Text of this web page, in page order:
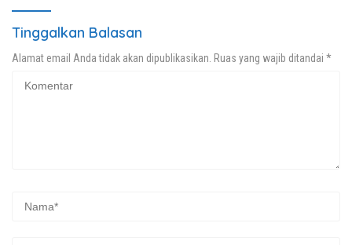
Tinggalkan Balasan
Alamat email Anda tidak akan dipublikasikan. Ruas yang wajib ditandai *